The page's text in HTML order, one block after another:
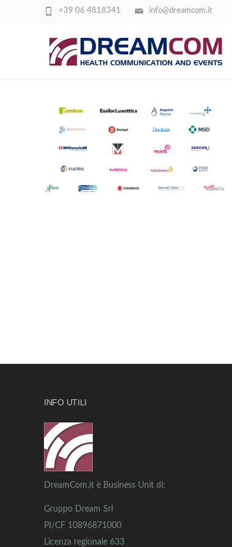
info@dreamcom.it
+39 06 4818341
SCREENSHOT 2026-04-15 151817
INFO UTILI
DreamCom,it è Business Unit di:
Gruppo Dream Srl
PI/CF 10896871000
Licenza regionale 633